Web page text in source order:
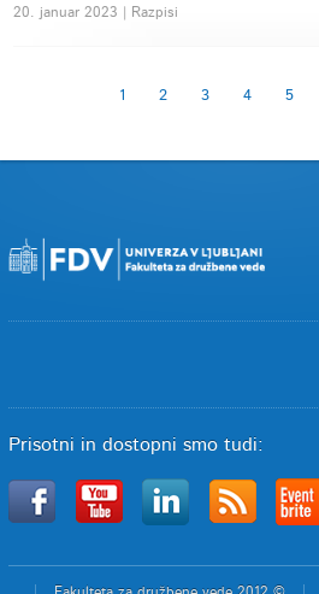
20. januar 2023 | Razpisi
1 2 3 4 5
Prisotni in dostopni smo tudi: